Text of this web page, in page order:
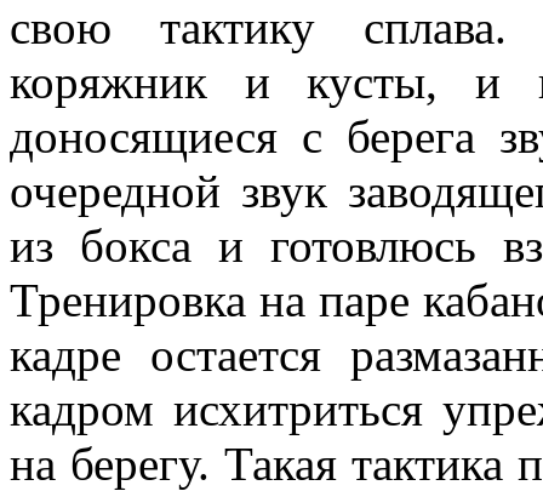
свою тактику сплава.
коряжник и кусты, и
доносящиеся с берега
очередной звук
из бокса и готовлюсь
Тренировка на паре
кадре остается
кадром исхитриться
на берегу. Такая